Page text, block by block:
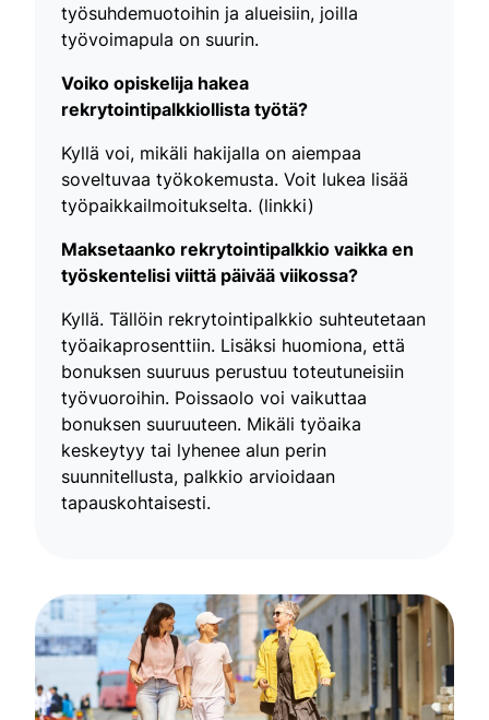
työsuhdemuotoihin ja alueisiin, joilla
työvoimapula on suurin.
Voiko opiskelija hakea
rekrytointipalkkiollista työtä?
Kyllä voi, mikäli hakijalla on aiempaa
soveltuvaa työkokemusta. Voit lukea lisää
työpaikkailmoitukselta. (linkki)
Maksetaanko rekrytointipalkkio vaikka en
työskentelisi viittä päivää viikossa?
Kyllä. Tällöin rekrytointipalkkio suhteutetaan
työaikaprosenttiin. Lisäksi huomiona, että
bonuksen suuruus perustuu toteutuneisiin
työvuoroihin. Poissaolo voi vaikuttaa
bonuksen suuruuteen. Mikäli työaika
keskeytyy tai lyhenee alun perin
suunnitellusta, palkkio arvioidaan
tapauskohtaisesti.